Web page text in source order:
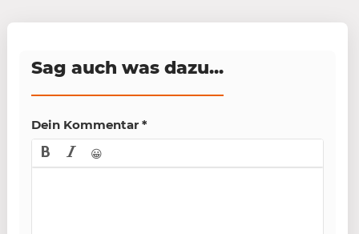
Sag auch was dazu...
Dein Kommentar *
😀